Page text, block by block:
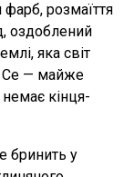
фарб, розмаїття
оздоблений
яка світ
Се — майже
немає кінця-
бринить у